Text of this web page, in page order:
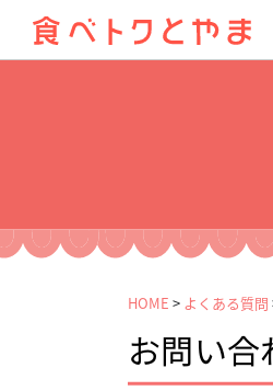
HOME > よくある質問
お問い合